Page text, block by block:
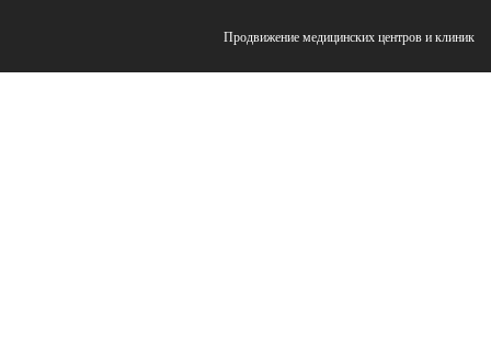
Продвижение медицинских центров и клиник